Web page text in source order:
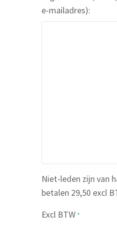
s
e-mailadres):
Niet-leden zijn van
betalen 29,50 excl
Excl BTW *